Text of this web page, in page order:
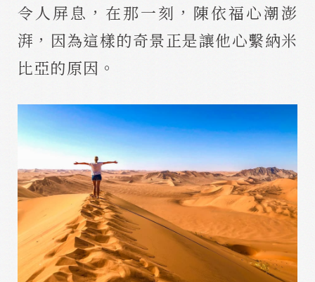
令人屏息，在那一刻，陳依福心潮澎
湃，因為這樣的奇景正是讓他心繫納米
比亞的原因。